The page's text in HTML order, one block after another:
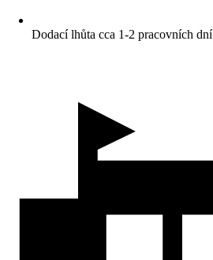
Dodací lhůta cca 1-2 pracovních dní